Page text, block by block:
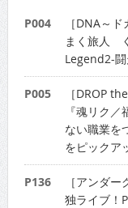
P004
［DNA～
まく旅人
Legend2-闘
P005
［DROP
『魂リク
ない職業を
をピックア
P136
［アンダ
独ライブ！